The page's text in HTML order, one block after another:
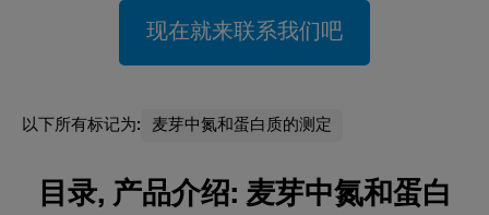
现在就来联系我们吧
以下所有标记为: 麦芽中氮和蛋白质的测定
目录, 产品介绍: 麦芽中氮和蛋白